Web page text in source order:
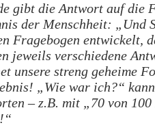
gibt die Antwort auf die
der Menschheit: „Und
Fragebogen entwickelt,
jeweils verschiedene
unsere streng geheime
„Wie war ich?“
– z.B. mit „70 von